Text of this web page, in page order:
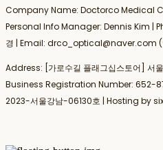
Company Name: Doctorco Medical
Personal Info Manager: Dennis Kim |
경 | Email: drco_optical@naver.com (
Address: [가로수길 플래그십스토어] 서
Business Registration Number: 652-
2023-서울강남-06130호 | Hosting by